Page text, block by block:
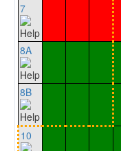
7
8A
8B
10